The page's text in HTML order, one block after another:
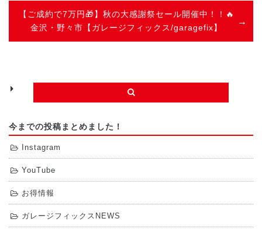
【ご成約で7万円🎁】秋の大感謝祭セール開催中！！🔥
金沢・野々市【ガレージフィックス/garagefix】
今までの投稿まとめました！
Instagram
YouTube
お得情報
ガレージフィックスNEWS